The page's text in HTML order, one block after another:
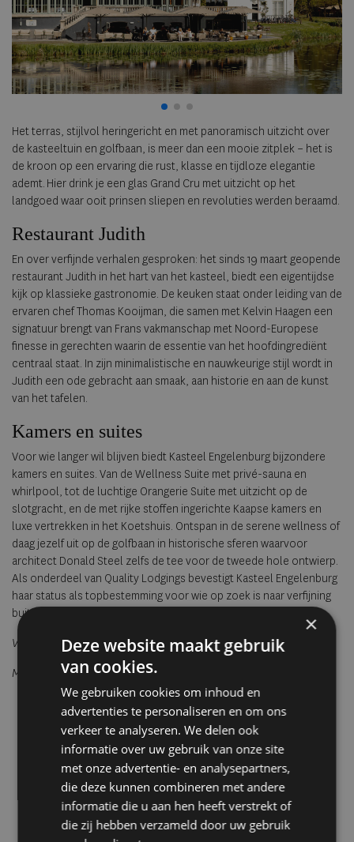
Het terras, stijlvol heringericht en met panoramisch uitzicht over
de kasteeltuin en golfbaan, is meer dan een mooie zitplek – het is
de kroon op een ervaring die rust, klasse en tijdloze elegantie
ademt. Hier drink je een glas Grand Cru met uitzicht op het
landgoed waar ooit prinsen sliepen en revoluties werden beraamd.
Restaurant Judith
En over verfijnde verhalen gesproken: het sinds 19 maart geopende
restaurant Judith in het hart van het kasteel, biedt een eigentijdse
kijk op klassieke gastronomie. De keuken staat onder leiding van de
ervaren chef Thomas Kooijman, die samen met Kelvin Haagen een
signatuur brengt van Frans vakmanschap met Noord-Europese
finesse in gerechten waarin de essentie van het hoofdingrediënt
centraal staat. In zijn minimalistische en nauwkeurige stijl wordt in
Judith een ode gebracht aan smaak, aan historie en aan de kunst
van het tafelen.
Kamers en suites
Voor wie langer wil blijven biedt Kasteel Engelenburg bijzondere
kamers en suites. Van de Wellness Suite met privé-sauna en
whirlpool, tot de luchtige Orangerie Suite met uitzicht op de
slotgracht, en de met rijke stoffen ingerichte Kaapse kamers en
luxe vertrekken in het Koetshuis. Ontspan in de serene wellness of
daag jezelf uit op de golfbaan in historische sferen waarvoor
architect Donald Steel zelfs de tee voor de tweede hole ontwierp.
Als onderdeel van Quality Lodgings bevestigt Kasteel Engelenburg
haar status als topbestemming voor wie op zoek is naar verfijning
buiten de gebaande paden.
Vanaf € 142 p.n. voor een Comfort Kamer
Meer informatie en reserveren via
×
Deze website maakt gebruik
van cookies.
We gebruiken cookies om inhoud en
advertenties te personaliseren en om ons
verkeer te analyseren. We delen ook
informatie over uw gebruik van onze site
met onze advertentie- en analysepartners,
die deze kunnen combineren met andere
informatie die u aan hen heeft verstrekt of
die zij hebben verzameld door uw gebruik